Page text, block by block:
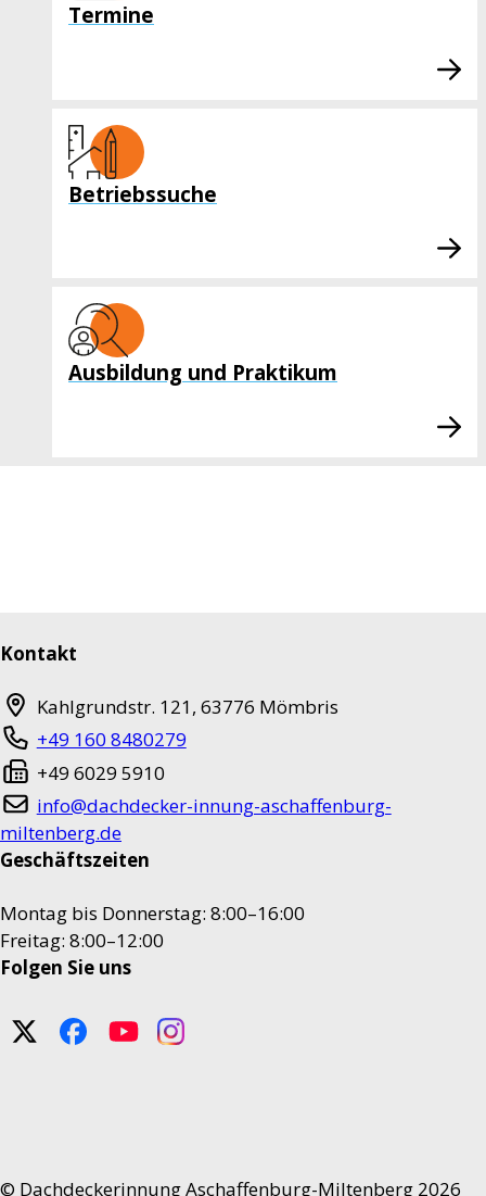
Termine
Betriebssuche
Ausbildung und Praktikum
Kontakt
Kahlgrundstr. 121, 63776 Mömbris
+49 160 8480279
+49 6029 5910
info@dachdecker-innung-aschaffenburg-
miltenberg.de
Geschäftszeiten
Montag bis Donnerstag: 8:00–16:00
Freitag: 8:00–12:00
Folgen Sie uns
© Dachdeckerinnung Aschaffenburg-Miltenberg 2026